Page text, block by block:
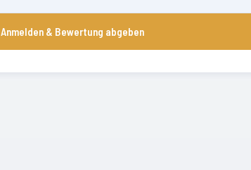
Anmelden & Bewertung abgeben